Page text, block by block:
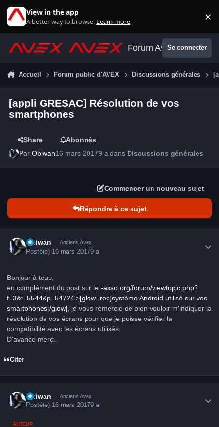
View in the app
A better way to browse. Learn more. ×
Forum AvexSe connecter
Accueil Forum public d'AVEX Discussions générales
[appli GRESAC] Résolution de vos
smartphones
Share
Abonnés
ParObiwan16 mars 20179 a dans Discussions générales
Commencer un nouveau sujet
Répondre à ce sujet
Obiwan Anciens Avex
Posté(e) 16 mars 20179 a
Bonjour à tous,
en complément du post sur le -asso.org/forum/viewtopic.php?
f=3&t=5544&p=54724'>[glow=red]système Android utilisé sur vos
smartphones[/glow] , je vous remercie de bien vouloir m'indiquer la
résolution de vos écrans pour que je puisse vérifier la
compatibilité avec les écrans utilisés.
D'avance merci.
Citer
Obiwan Anciens Avex
Posté(e) 16 mars 20179 a
AUTEUR